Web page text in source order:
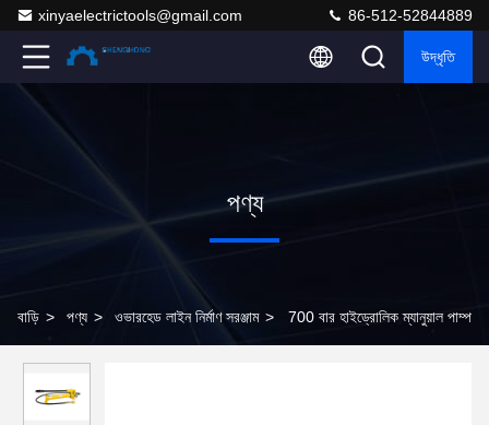
xinyaelectrictools@gmail.com 86-512-52844889
উদ্ধৃতি
পণ্য
বাড়ি > পণ্য > ওভারহেড লাইন নির্মাণ সরঞ্জাম > 700 বার হাইড্রোলিক ম্যানুয়াল পাম্প